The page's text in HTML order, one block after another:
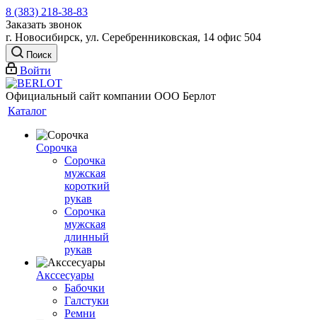
8 (383) 218-38-83
Заказать звонок
г. Новосибирск, ул. Серебренниковская, 14 офис 504
Поиск
Войти
Официальный сайт компании ООО Берлот
Каталог
Сорочка
Сорочка
мужская
короткий
рукав
Сорочка
мужская
длинный
рукав
Акссесуары
Бабочки
Галстуки
Ремни